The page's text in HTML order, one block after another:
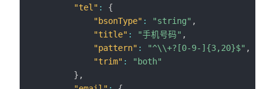
"tel" :
{
"bsonType" : "string" ,
"title" : "手机号码" ,
"pattern" : "^\\+?[0-9-]{3,20}$" ,
"trim" :
"both"
} ,